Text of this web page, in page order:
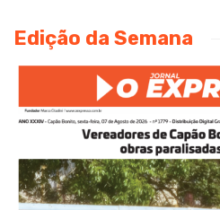
Edição da Semana